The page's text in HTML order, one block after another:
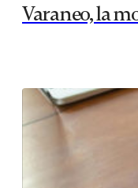
Varaneo, la